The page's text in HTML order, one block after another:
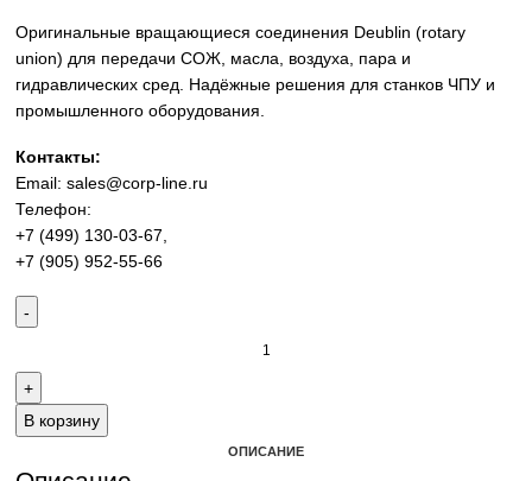
Запрос
*Спец цены для госкомпаний
Оригинальные вращающиеся соединения Deublin (rotary
union) для передачи СОЖ, масла, воздуха, пара и
гидравлических сред. Надёжные решения для станков
промышленного оборудования.
Контакты:
Email:
+7 (499) 130-03-67
+7 (905) 952-55-66